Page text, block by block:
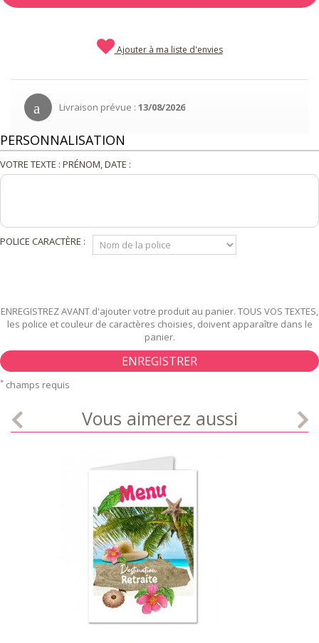
Ajouter à ma liste d'envies
Livraison prévue : 13/08/2026
PERSONNALISATION
VOTRE TEXTE : PRÉNOM, DATE :
POLICE CARACTÈRE :
ENREGISTREZ AVANT d'ajouter votre produit au panier. TOUS VOS TEXTES,
les police et couleur de caractères choisies, doivent apparaître dans le
panier.
ENREGISTRER
* champs requis
Vous aimerez aussi
APERÇU RAPIDE